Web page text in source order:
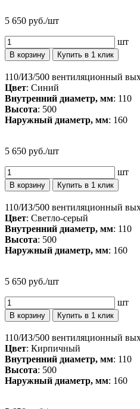
5 650 руб./шт
шт
В корзину Купить в 1 клик
110/ИЗ/500 вентиляционный
Цвет: Синий
Внутренний диаметр, мм: 110
Высота: 500
Наружный диаметр, мм: 160
5 650 руб./шт
шт
В корзину Купить в 1 клик
110/ИЗ/500 вентиляционный
Цвет: Светло-серый
Внутренний диаметр, мм: 110
Высота: 500
Наружный диаметр, мм: 160
5 650 руб./шт
шт
В корзину Купить в 1 клик
110/ИЗ/500 вентиляционный
Цвет: Кирпичный
Внутренний диаметр, мм: 110
Высота: 500
Наружный диаметр, мм: 160